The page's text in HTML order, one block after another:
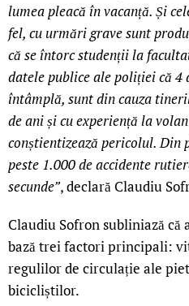
lumea pleacă în vacanță. Și
fel, cu urmări grave sunt
că se întorc studenții la
datele publice ale poliției că 4
întâmplă, sunt din cauza
de ani și cu experiență la
conștientizează pericolul. Din
peste 1.000 de accidente
secunde”, declară Claudiu
Claudiu Sofron subliniază că
bază trei factori principali:
regulilor de circulație ale
bicicliștilor.